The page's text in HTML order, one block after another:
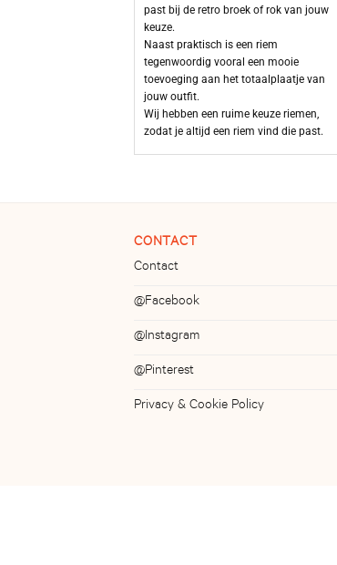
past bij de retro broek of rok van jouw
keuze.
Naast praktisch is een riem
tegenwoordig vooral een mooie
toevoeging aan het totaalplaatje van
jouw outfit.
Wij hebben een ruime keuze riemen,
zodat je altijd een riem vind die past.
CONTACT
Contact
@Facebook
@Instagram
@Pinterest
Privacy & Cookie Policy